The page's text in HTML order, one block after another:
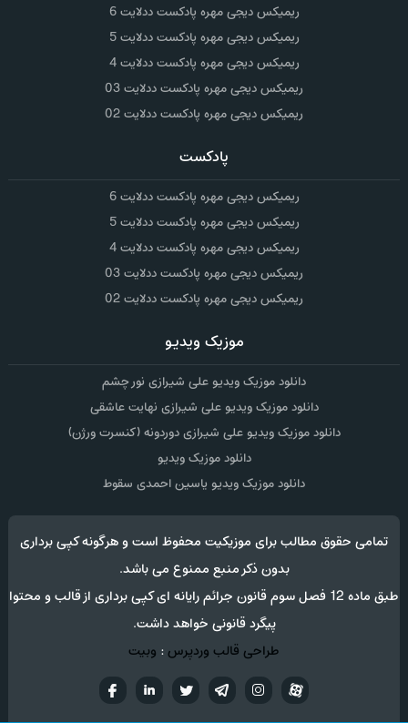
ریمیکس دیجی مهره پادکست ددلایت 6
ریمیکس دیجی مهره پادکست ددلایت 5
ریمیکس دیجی مهره پادکست ددلایت 4
ریمیکس دیجی مهره پادکست ددلایت 03
ریمیکس دیجی مهره پادکست ددلایت 02
پادکست
ریمیکس دیجی مهره پادکست ددلایت 6
ریمیکس دیجی مهره پادکست ددلایت 5
ریمیکس دیجی مهره پادکست ددلایت 4
ریمیکس دیجی مهره پادکست ددلایت 03
ریمیکس دیجی مهره پادکست ددلایت 02
موزیک ویدیو
دانلود موزیک ویدیو علی شیرازی نور چشم
دانلود موزیک ویدیو علی شیرازی نهایت عاشقی
دانلود موزیک ویدیو علی شیرازی دوردونه (کنسرت ورژن)
دانلود موزیک ویدیو
دانلود موزیک ویدیو یاسین احمدی سقوط
تمامی حقوق مطالب برای موزیکیت محفوظ است و هرگونه کپی برداری
بدون ذکر منبع ممنوع می باشد.
طبق ماده 12 فصل سوم قانون جرائم رایانه ای کپی برداری از قالب و محتوا
پیگرد قانونی خواهد داشت.
طراحی قالب وردپرس: وبیت
تويترتلگراماینستاگرام آپارات